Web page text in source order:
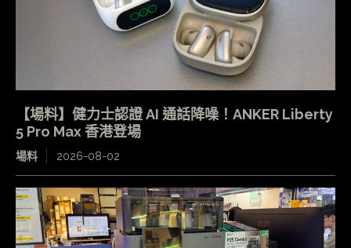
【場料】健力士認證 AI 通話降噪！ANKER Liberty
5 Pro Max 香港登場
場料 2026-08-02